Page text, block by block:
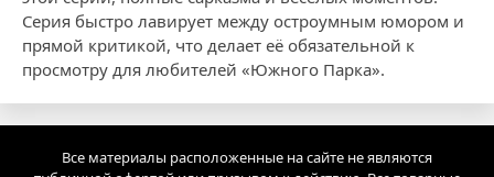
Серия быстро лавирует между остроумным юмором и
прямой критикой, что делает её обязательной к
просмотру для любителей «Южного Парка».
Все материалы расположенные на сайте не являются